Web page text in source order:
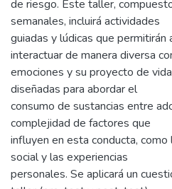
de riesgo. Este taller,
semanales, incluirá actividades
guiadas y lúdicas que
interactuar de manera diversa
emociones y su proyecto de
diseñadas para abordar el
consumo de sustancias entre
complejidad de factores que
influyen en esta conducta,
social y las experiencias
personales. Se aplicará un